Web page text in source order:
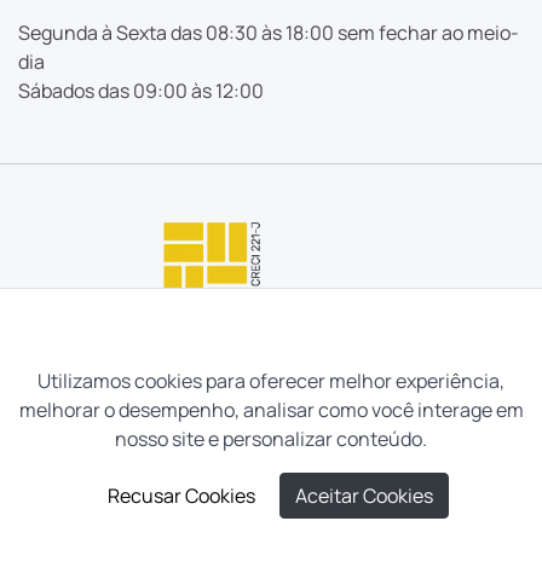
Segunda à Sexta das 08:30 às 18:00 sem fechar ao meio-
dia
Sábados das 09:00 às 12:00
Neves e Filhos Administração e Intermediação de Imóveis
Utilizamos cookies para oferecer melhor experiência,
melhorar o desempenho, analisar como você interage em
nosso site e personalizar conteúdo.
Recusar Cookies Aceitar Cookies